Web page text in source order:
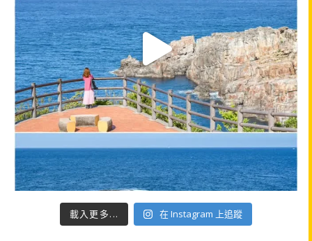
載入更多... 在 Instagram 上追蹤